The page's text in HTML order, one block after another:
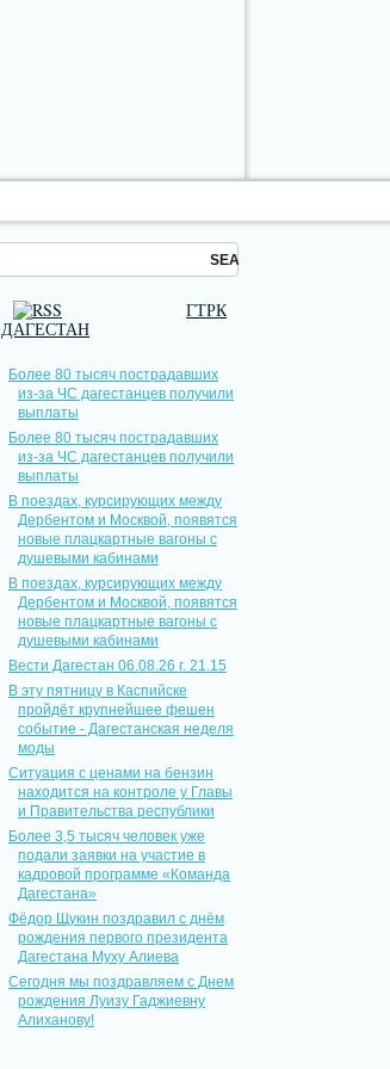
ГТРК
ДАГЕСТАН
Более 80 тысяч пострадавших
из-за ЧС дагестанцев получили
выплаты
Более 80 тысяч пострадавших
из-за ЧС дагестанцев получили
выплаты
В поездах, курсирующих между
Дербентом и Москвой, появятся
новые плацкартные вагоны с
душевыми кабинами
В поездах, курсирующих между
Дербентом и Москвой, появятся
новые плацкартные вагоны с
душевыми кабинами
Вести Дагестан 06.08.26 г. 21.15
В эту пятницу в Каспийске
пройдёт крупнейшее фешен
событие - Дагестанская неделя
моды
Ситуация с ценами на бензин
находится на контроле у Главы
и Правительства республики
Более 3,5 тысяч человек уже
подали заявки на участие в
кадровой программе «Команда
Дагестана»
Фёдор Щукин поздравил с днём
рождения первого президента
Дагестана Муху Алиева
Сегодня мы поздравляем с Днем
рождения Луизу Гаджиевну
Алиханову!